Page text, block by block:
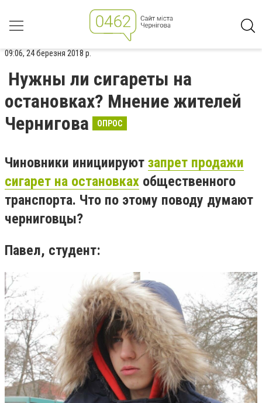
09:06, 24 березня 2018 р.
Нужны ли сигареты на
остановках? Мнение жителей
Чернигова
ОПРОС
Чиновники инициируют запрет продажи
сигарет на остановках общественного
транспорта. Что по этому поводу думают
черниговцы?
Павел, студент: